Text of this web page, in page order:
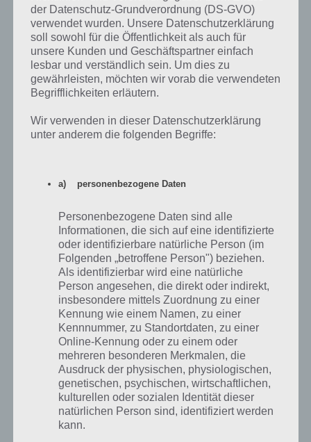
Auf dem Weg nach oben “stolpert” man teilweise über Käfige, die ihr
unbedingt berühren solltet und so die Tiere in Sonic Jump Fever
befreit. Diese werden am Ende, sobald ihr also im Ballon steht, unten
auf der Plattform angezeigt.
Am Ende sollten die Tiere in den Ballon geworfen
werden, um so einen Bonus zu generieren – (c) Sega
Hier unsere Tipps: Umso mehr Tiere ihr aus den Käfigen befreit habt,
desto mehr könnt ihr nun retten. Dazu müsst ihr diese in den Ballon
wischen. Benutzt dazu mehrere Finger, um alle Tiere nach oben
werfen zu können. Achtet auch auf eine gute Trefferquote, denn nur
der Datenschutz-Grundverordnung (DS-GVO)
verwendet wurden. Unsere Datenschutzerklärung
soll sowohl für die Öffentlichkeit als auch für
unsere Kunden und Geschäftspartner einfach
lesbar und verständlich sein. Um dies zu
gewährleisten, möchten wir vorab die verwendeten
Begrifflichkeiten erläutern.
Wir verwenden in dieser Datenschutzerklärung
unter anderem die folgenden Begriffe:
a) personenbezogene Daten
Personenbezogene Daten sind alle
Informationen, die sich auf eine identifizierte
oder identifizierbare natürliche Person (im
Folgenden „betroffene Person") beziehen.
Als identifizierbar wird eine natürliche
Person angesehen, die direkt oder indirekt,
insbesondere mittels Zuordnung zu einer
Kennung wie einem Namen, zu einer
Kennnummer, zu Standortdaten, zu einer
Online-Kennung oder zu einem oder
mehreren besonderen Merkmalen, die
Ausdruck der physischen, physiologischen,
genetischen, psychischen, wirtschaftlichen,
kulturellen oder sozialen Identität dieser
natürlichen Person sind, identifiziert werden
kann.